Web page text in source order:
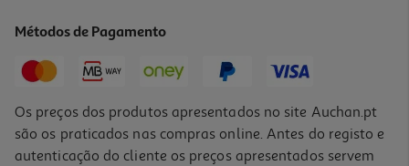
Métodos de Pagamento
Os preços dos produtos apresentados no site Auchan.pt
são os praticados nas compras online. Antes do registo e
autenticação do cliente os preços apresentados servem